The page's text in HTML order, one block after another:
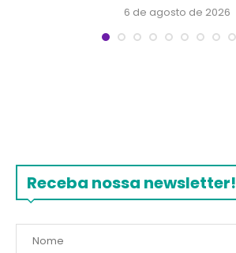
6 de agosto de 2026
Receba nossa newsletter!